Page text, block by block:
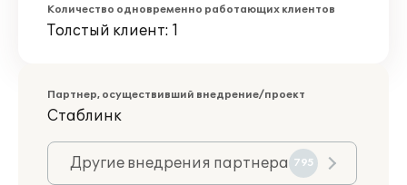
Количество одновременно работающих клиентов
Толстый клиент: 1
Партнер, осуществивший внедрение/проект
Стаблинк
Другие внедрения партнера 795